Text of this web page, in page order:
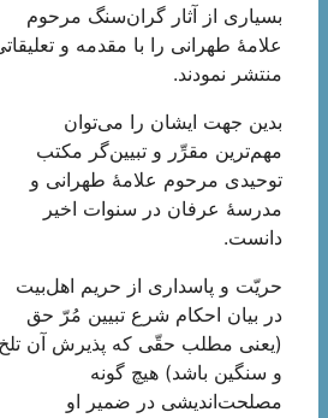
بسیاری از آثار گران‌سنگ مرحوم
علامۀ طهرانی را با مقدمه و تعلیقاتی
منتشر نمودند.
بدین جهت ایشان را می‌توان
مهم‌ترین مقرِّر و تبیین‌گر مکتب
توحیدی مرحوم علامۀ طهرانی و
مدرسۀ عرفان در سنوات اخیر
دانست.
حریّت و پاسداری از حریم اهل‌بیت
در بیان احکام شرع تبیین مُرّ حق
(یعنی مطلب حقّی که پذیرش آن تلخ
و سنگین باشد) هیچ گونه
مصلحت‌اندیشی در ضمیر او